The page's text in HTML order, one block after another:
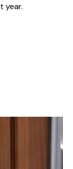
year.